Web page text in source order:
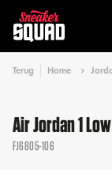
Terug Home
Air Jordan 1
FJ6805-106